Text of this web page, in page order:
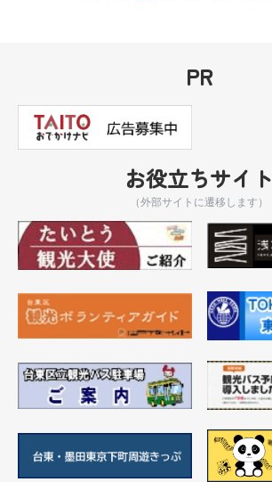
PR
お役立ちサイト
（外部サイトに遷移します）